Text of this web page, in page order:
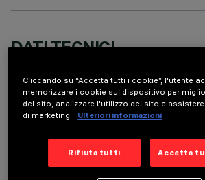
DATI TECNICI
DESCRIZIONE
elementi ottici con sorgenti LED -
spot. Corpo principale con superficie
Cliccando su “Accetta tutti i cookie”, l'utente
memorizzare i cookie sul dispositivo per
del sito, analizzare l'utilizzo del sito e
di marketing.
Ulteriori informazioni
Rifiuta tutti Accetta